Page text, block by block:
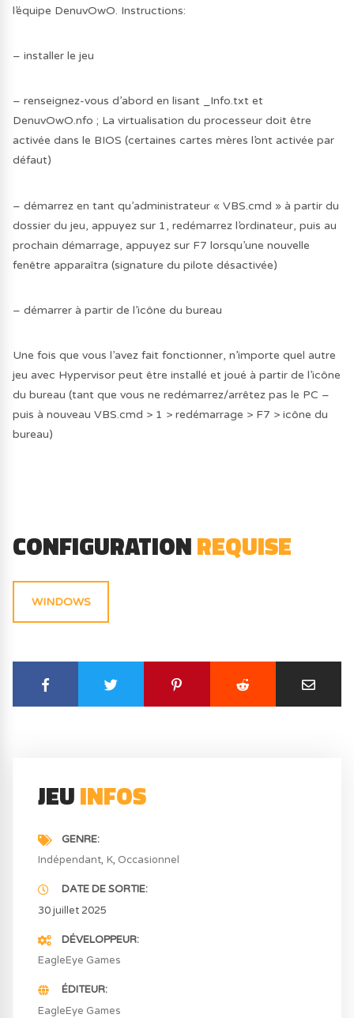
l’équipe DenuvOwO. Instructions:
– installer le jeu
– renseignez-vous d’abord en lisant _Info.txt et
DenuvOwO.nfo ; La virtualisation du processeur doit être
activée dans le BIOS (certaines cartes mères l’ont activée par
défaut)
– démarrez en tant qu’administrateur « VBS.cmd » à partir du
dossier du jeu, appuyez sur 1, redémarrez l’ordinateur, puis au
prochain démarrage, appuyez sur F7 lorsqu’une nouvelle
fenêtre apparaîtra (signature du pilote désactivée)
– démarrer à partir de l’icône du bureau
Une fois que vous l’avez fait fonctionner, n’importe quel autre
jeu avec Hypervisor peut être installé et joué à partir de l’icône
du bureau (tant que vous ne redémarrez/arrêtez pas le PC –
puis à nouveau VBS.cmd > 1 > redémarrage > F7 > icône du
bureau)
CONFIGURATIONREQUISE
WINDOWS
JEUINFOS
GENRE
Indépendant K Occasionnel
DATE DE SORTIE
30 juillet 2025
DÉVELOPPEUR
EagleEye Games
ÉDITEUR
EagleEye Games